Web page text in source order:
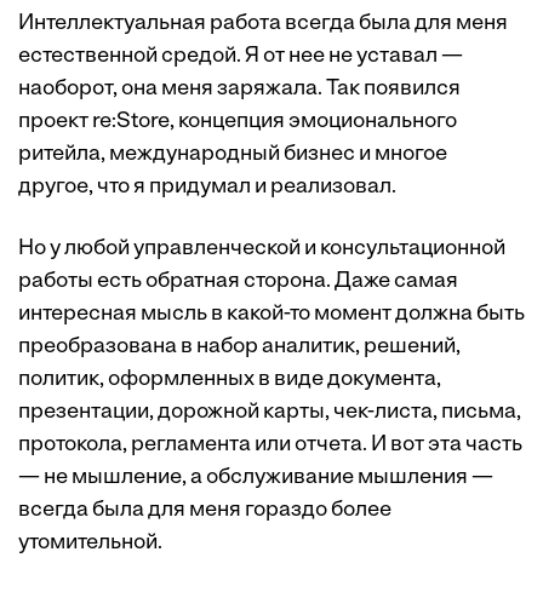
Интеллектуальная работа всегда была для меня
естественной средой. Я от нее не уставал —
наоборот, она меня заряжала. Так появился
проект re:Store, концепция эмоционального
ритейла, международный бизнес и многое
другое, что я придумал и реализовал.
Но у любой управленческой и консультационной
работы есть обратная сторона. Даже самая
интересная мысль в какой-то момент должна быть
преобразована в набор аналитик, решений,
политик, оформленных в виде документа,
презентации, дорожной карты, чек-листа, письма,
протокола, регламента или отчета. И вот эта часть
— не мышление, а обслуживание мышления —
всегда была для меня гораздо более
утомительной.